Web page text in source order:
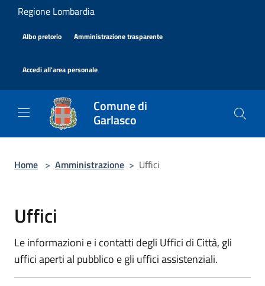
Salta al contenuto principale
Regione Lombardia
Albo pretorio Amministrazione trasparente
Accedi all'area personale
Comune di
Garlasco
Home > Amministrazione > Uffici
Uffici
Le informazioni e i contatti degli Uffici di Città, gli
uffici aperti al pubblico e gli uffici assistenziali.